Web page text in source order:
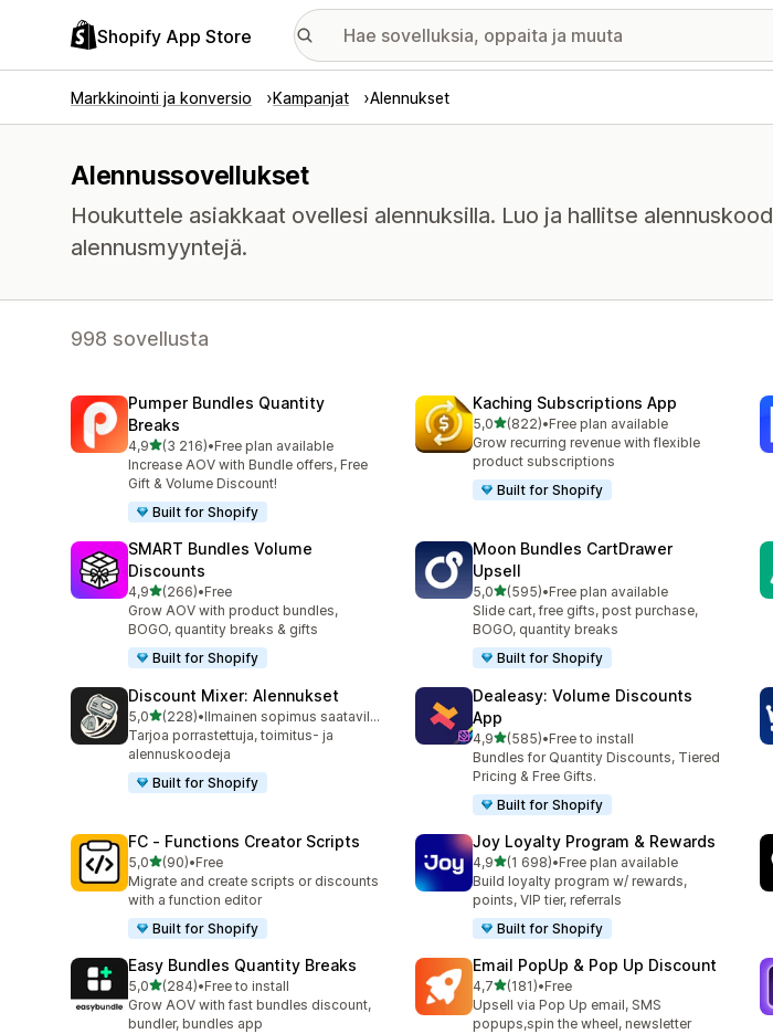
Shopify App Store
Markkinointi ja konversio Kampanjat Alennukset
Alennussovellukset
Houkuttele asiakkaat ovellesi alennuksilla. Luo ja hallitse
alennusmyyntejä.
998 sovellusta
Pumper Bundles Quantity
Breaks
4,9/ 5 tähteä
(3 216)
3216 arvostelua yhteensä
•Free plan available
Increase AOV with Bundle offers, Free
Gift & Volume Discount!
Built for Shopify
Kaching Subscriptions App
5,0/ 5 tähteä
(822)
822 arvostelua yhteensä
•Free plan available
Grow recurring revenue with flexible
product subscriptions
Built for Shopify
SMART Bundles Volume
Discounts
4,9/ 5 tähteä
(266)
266 arvostelua yhteensä
•Free
Grow AOV with product bundles,
BOGO, quantity breaks & gifts
Built for Shopify
Moon Bundles CartDrawer
Upsell
5,0/ 5 tähteä
(595)
595 arvostelua yhteensä
•Free plan available
Slide cart, free gifts, post purchase,
BOGO, quantity breaks
Built for Shopify
Discount Mixer: Alennukset
5,0/ 5 tähteä
(228)
228 arvostelua yhteensä
•
Ilmainen sopimus saatavilla
Tarjoa porrastettuja, toimitus- ja
alennuskoodeja
Built for Shopify
Dealeasy: Volume Discounts
App
4,9/ 5 tähteä
(585)
585 arvostelua yhteensä
•Free to install
Bundles for Quantity Discounts, Tiered
Pricing & Free Gifts.
Built for Shopify
FC ‑ Functions Creator Scripts
5,0/ 5 tähteä
(90)
90 arvostelua yhteensä
•Free
Migrate and create scripts or discounts
with a function editor
Built for Shopify
Joy Loyalty Program & Rewards
4,9/ 5 tähteä
(1 698)
1698 arvostelua yhteensä
•Free plan available
Build loyalty program w/ rewards,
points, VIP tier, referrals
Built for Shopify
Easy Bundles Quantity Breaks
5,0/ 5 tähteä
(284)
284 arvostelua yhteensä
•Free to install
Grow AOV with fast bundles discount,
bundler, bundles app
Email PopUp & Pop Up Discount
4,7/ 5 tähteä
(181)
181 arvostelua yhteensä
•Free
Upsell via Pop Up email, SMS
popups,spin the wheel, newsletter